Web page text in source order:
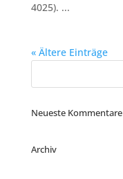
4025). ...
« Ältere Einträge
Neueste Kommentare
Archiv